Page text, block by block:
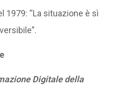
1979: “La situazione è sì
Digitale della